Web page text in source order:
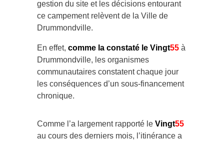
gestion du site et les décisions entourant
ce campement relèvent de la Ville de
Drummondville.
En effet, comme la constaté le Vingt55 à
Drummondville, les organismes
communautaires constatent chaque jour
les conséquences d’un sous-financement
chronique.
Comme l’a largement rapporté le Vingt55
au cours des derniers mois, l’itinérance a